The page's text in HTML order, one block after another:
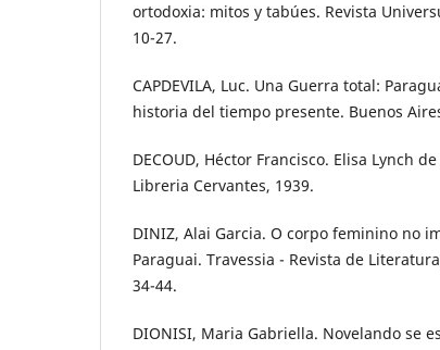
ortodoxia: mitos y tabúes. Revista
10-27.
CAPDEVILA, Luc. Una Guerra total:
historia del tiempo presente. Buenos
DECOUD, Héctor Francisco. Elisa Lynch
Libreria Cervantes, 1939.
DINIZ, Alai Garcia. O corpo feminino no
Paraguai. Travessia - Revista de
34-44.
DIONISI, Maria Gabriella. Novelando se